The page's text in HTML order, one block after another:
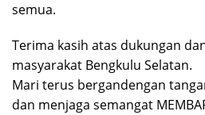
semua.
Terima kasih atas dukungan
masyarakat Bengkulu Selatan.
Mari terus bergandengan
dan menjaga semangat